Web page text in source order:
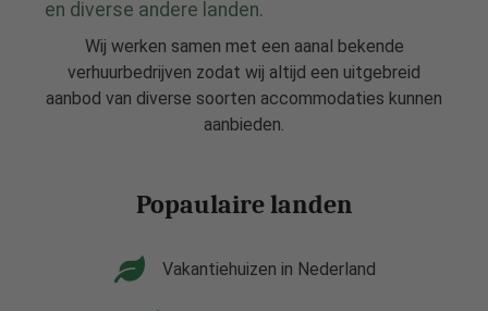
en diverse andere landen.
Wij werken samen met een aanal bekende
verhuurbedrijven zodat wij altijd een uitgebreid
aanbod van diverse soorten accommodaties kunnen
aanbieden.
Popaulaire landen
Vakantiehuizen in Nederland